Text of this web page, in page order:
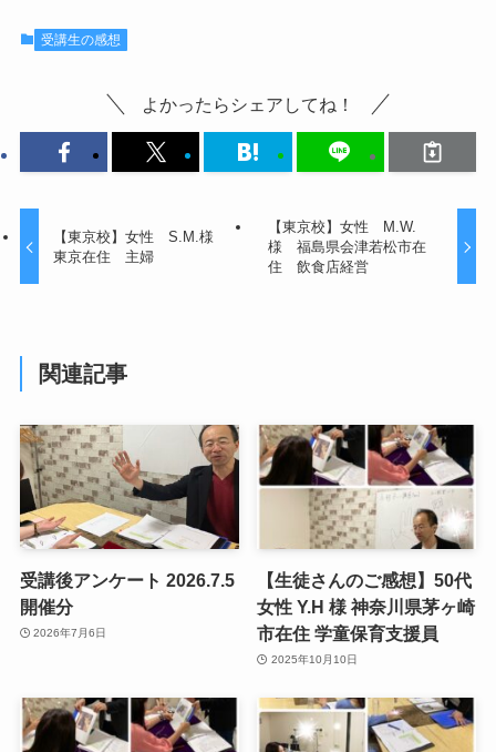
受講生の感想
よかったらシェアしてね！
【東京校】女性 S.M.様
東京在住 主婦
【東京校】女性 M.W.
様 福島県会津若松市在
住 飲食店経営
関連記事
受講後アンケート 2026.7.5
開催分
2026年7月6日
【生徒さんのご感想】50代
女性 Y.H 様 神奈川県茅ヶ崎
市在住 学童保育支援員
2025年10月10日